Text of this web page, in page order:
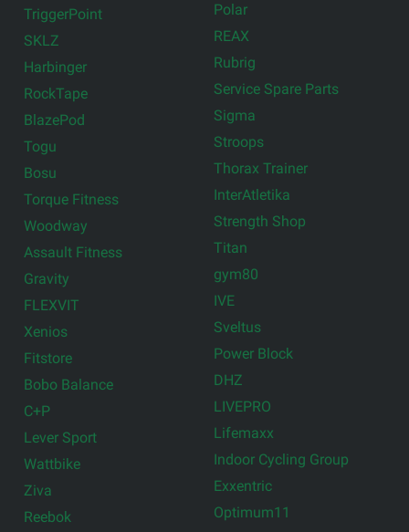
TriggerPoint
SKLZ
Harbinger
RockTape
BlazePod
Togu
Bosu
Torque Fitness
Woodway
Assault Fitness
Gravity
FLEXVIT
Xenios
Fitstore
Bobo Balance
C+P
Lever Sport
Wattbike
Ziva
Reebok
Polar
REAX
Rubrig
Service Spare Parts
Sigma
Stroops
Thorax Trainer
InterAtletika
Strength Shop
Titan
gym80
IVE
Sveltus
Power Block
DHZ
LIVEPRO
Lifemaxx
Indoor Cycling Group
Exxentric
Optimum11